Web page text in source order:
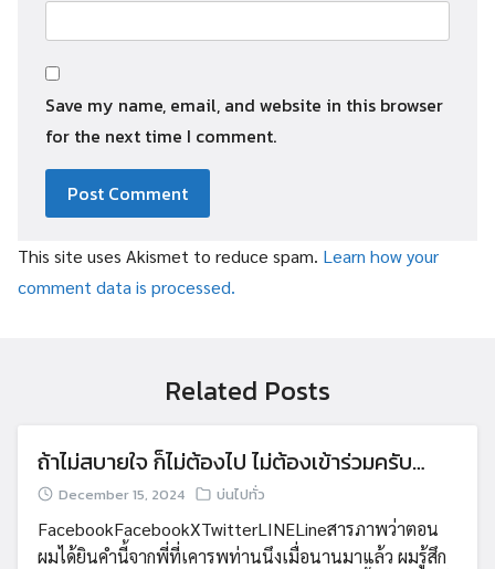
Save my name, email, and website in this browser
for the next time I comment.
This site uses Akismet to reduce spam. Learn how your
comment data is processed.
Related Posts
ถ้าไม่สบายใจ ก็ไม่ต้องไป ไม่ต้องเข้าร่วมครับ…
December 15, 2024 บ่นไปทั่ว
FacebookFacebookXTwitterLINELineสารภาพว่าตอน
ผมได้ยินคำนี้จากพี่ที่เคารพท่านนึงเมื่อนานมาแล้ว ผมรู้สึก